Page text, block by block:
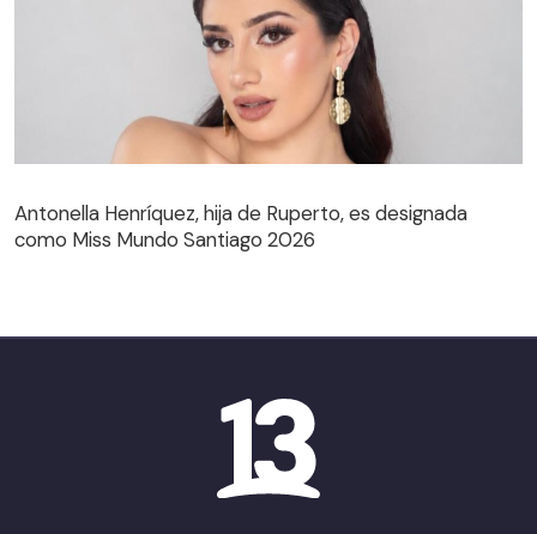
Antonella Henríquez, hija de Ruperto, es designada
como Miss Mundo Santiago 2026